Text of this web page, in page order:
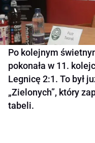
Po kolejnym
pokonała w 11.
Legnicę 2:1. To był
„Zielonych”, który
tabeli.